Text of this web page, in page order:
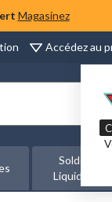
Magasinez
Accédez au
Soldes &
Liquidation